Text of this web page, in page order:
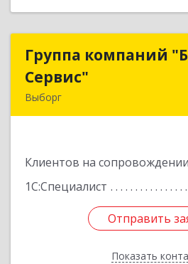
Группа компаний
Сервис"
Выборг
Клиентов на сопровождении
1С:Специалист
Отправить
Показать
Группа
Отправить
Назад